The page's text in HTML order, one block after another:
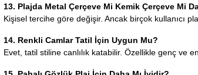
13. Plajda Metal Çerçeve Mi Kemik Çerçeve Mi
Kişisel tercihe göre değişir. Ancak birçok kullanıcı
14. Renkli Camlar Tatil İçin Uygun Mu?
Evet, tatil stiline canlılık katabilir. Özellikle genç ve